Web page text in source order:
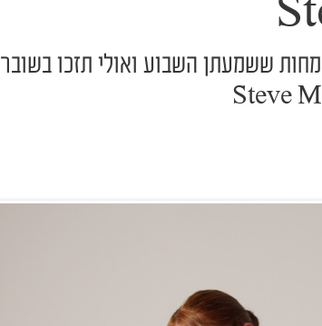
ששמעתן השבוע ואולי תזכו בשובר